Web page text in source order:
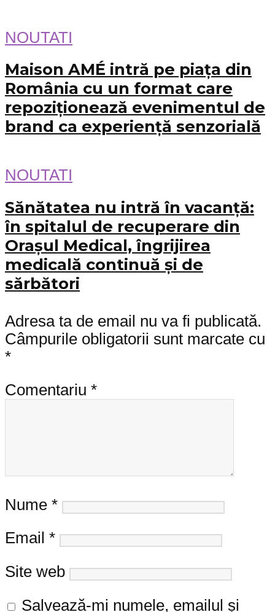
NOUTATI
Maison AMÉ intră pe piața din
România cu un format care
repoziționează evenimentul de
brand ca experiență senzorială
NOUTATI
Sănătatea nu intră în vacanță:
în spitalul de recuperare din
Orașul Medical, îngrijirea
medicală continuă și de
sărbători
Adresa ta de email nu va fi publicată.
Câmpurile obligatorii sunt marcate cu
*
Comentariu *
Nume *
Email *
Site web
Salvează-mi numele, emailul și